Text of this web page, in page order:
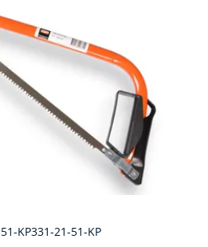
KP331-21-51-KP